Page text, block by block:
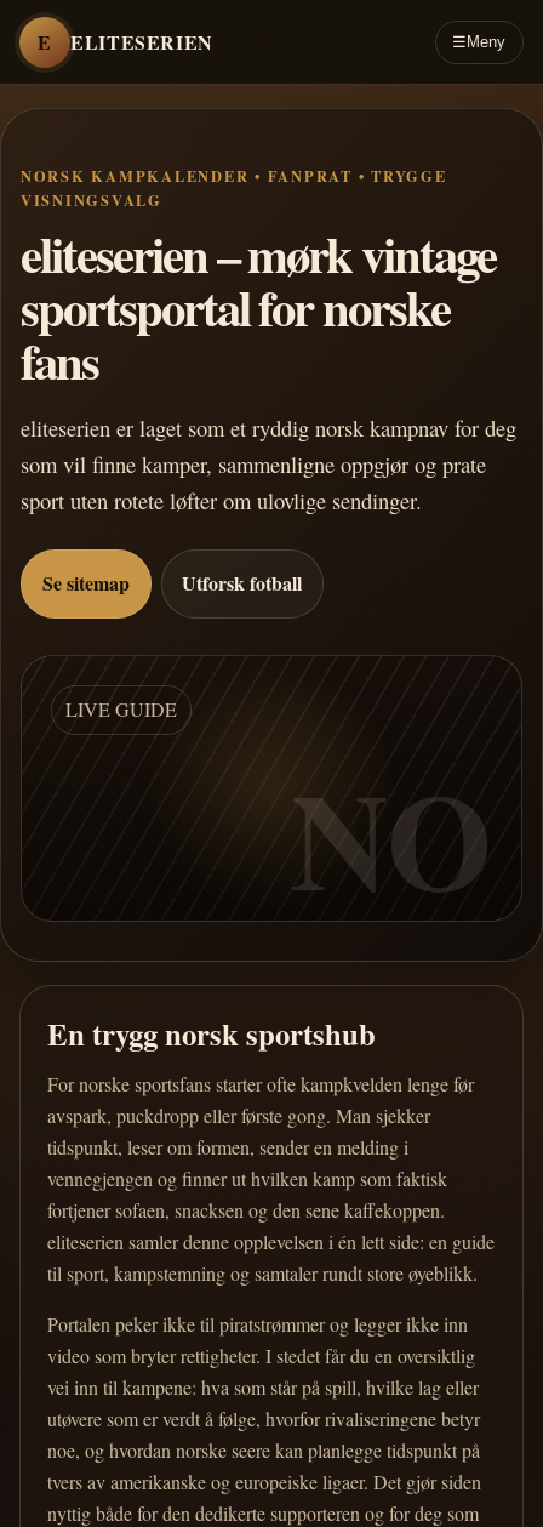
E ELITESERIEN ☰ Meny
NORSK KAMPKALENDER • FANPRAT • TRYGGE
VISNINGSVALG
eliteserien – mørk vintage
sportsportal for norske
fans
eliteserien er laget som et ryddig norsk kampnav for deg
som vil finne kamper, sammenligne oppgjør og prate
sport uten rotete løfter om ulovlige sendinger.
Se sitemap Utforsk fotball
LIVE GUIDE
NO
En trygg norsk sportshub
For norske sportsfans starter ofte kampkvelden lenge før
avspark, puckdropp eller første gong. Man sjekker
tidspunkt, leser om formen, sender en melding i
vennegjengen og finner ut hvilken kamp som faktisk
fortjener sofaen, snacksen og den sene kaffekoppen.
eliteserien samler denne opplevelsen i én lett side: en guide
til sport, kampstemning og samtaler rundt store øyeblikk.
Portalen peker ikke til piratstrømmer og legger ikke inn
video som bryter rettigheter. I stedet får du en oversiktlig
vei inn til kampene: hva som står på spill, hvilke lag eller
utøvere som er verdt å følge, hvorfor rivaliseringene betyr
noe, og hvordan norske seere kan planlegge tidspunkt på
tvers av amerikanske og europeiske ligaer. Det gjør siden
nyttig både for den dedikerte supporteren og for deg som